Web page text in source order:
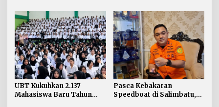
Pengawasan dan Edukasi
Awak Kapal
UBT Kukuhkan 2.137
Mahasiswa Baru Tahun
Pasca Kebakaran
Speedboat di Salimbatu,